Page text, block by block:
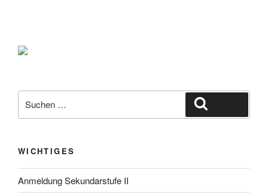
nach:
WICHTIGES
Anmeldung Sekundarstufe II